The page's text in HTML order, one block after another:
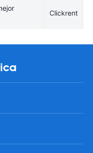
Clickrent